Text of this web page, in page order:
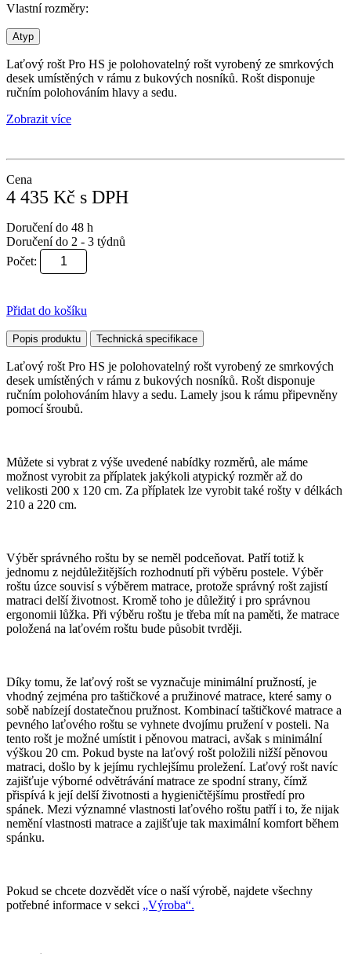
Vlastní rozměry:
Atyp
Laťový rošt Pro HS je polohovatelný rošt vyrobený ze smrkových
desek umístěných v rámu z bukových nosníků. Rošt disponuje
ručním polohováním hlavy a sedu.
Zobrazit více
Cena
4 435 Kč s DPH
Doručení do 48 h
Doručení do 2 - 3 týdnů
Počet:
Přidat do košíku
Popis produktu Technická specifikace
Laťový rošt Pro HS je polohovatelný rošt vyrobený ze smrkových
desek umístěných v rámu z bukových nosníků. Rošt disponuje
ručním polohováním hlavy a sedu. Lamely jsou k rámu připevněny
pomocí šroubů.
Můžete si vybrat z výše uvedené nabídky rozměrů, ale máme
možnost vyrobit za příplatek jakýkoli atypický rozměr až do
velikosti 200 x 120 cm. Za příplatek lze vyrobit také rošty v délkách
210 a 220 cm.
Výběr správného roštu by se neměl podceňovat. Patří totiž k
jednomu z nejdůležitějších rozhodnutí při výběru postele. Výběr
roštu úzce souvisí s výběrem matrace, protože správný rošt zajistí
matraci delší životnost. Kromě toho je důležitý i pro správnou
ergonomii lůžka. Při výběru roštu je třeba mít na paměti, že matrace
položená na laťovém roštu bude působit tvrději.
Díky tomu, že laťový rošt se vyznačuje minimální pružností, je
vhodný zejména pro taštičkové a pružinové matrace, které samy o
sobě nabízejí dostatečnou pružnost. Kombinací taštičkové matrace a
pevného laťového roštu se vyhnete dvojímu pružení v posteli. Na
tento rošt je možné umístit i pěnovou matraci, avšak s minimální
výškou 20 cm. Pokud byste na laťový rošt položili nižší pěnovou
matraci, došlo by k jejímu rychlejšímu proležení. Laťový rošt navíc
zajišťuje výborné odvětrávání matrace ze spodní strany, čímž
přispívá k její delší životnosti a hygieničtějšímu prostředí pro
spánek. Mezi významné vlastnosti laťového roštu patří i to, že nijak
nemění vlastnosti matrace a zajišťuje tak maximální komfort během
spánku.
Pokud se chcete dozvědět více o naší výrobě, najdete všechny
potřebné informace v sekci „Výroba“.